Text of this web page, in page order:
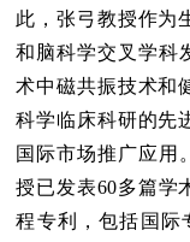
此，张弓教授作为
和脑科学交叉学科
术中磁共振技术和
科学临床科研的先
国际市场推广应用
授已发表60多篇学
程专利，包括国际